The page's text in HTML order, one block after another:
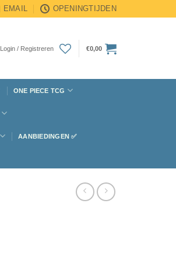
EMAIL OPENINGTIJDEN
Login / Registreren €0,00
ONE PIECE TCG
AANBIEDINGEN ✅